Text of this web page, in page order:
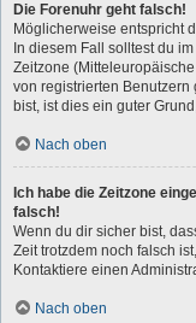
Die Forenuhr geht falsch!
Möglicherweise entspricht
In diesem Fall solltest du
Zeitzone
von registrierten
bist, ist dies ein guter
Nach oben
Ich habe die Zeitzone
falsch!
Wenn du dir sicher bist,
Zeit trotzdem noch falsch
Kontaktiere einen
Nach oben